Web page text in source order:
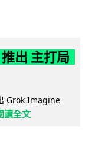
出 主打局
Grok Imagine
讀全文